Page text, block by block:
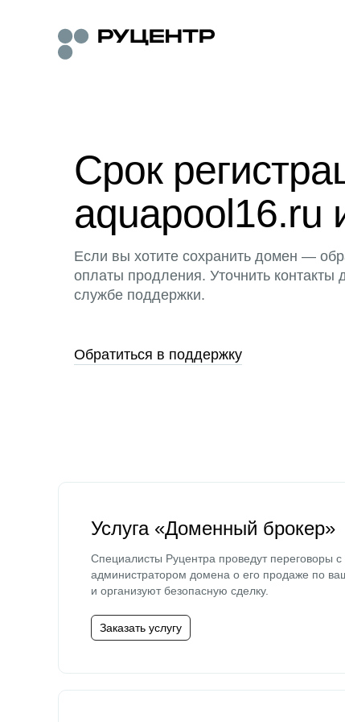
Срок
aquapool16.ru
Если вы хотите сохранить домен —
оплаты продления. Уточнить контакты
службе поддержки.
Обратиться в поддержку
Услуга «Доменный брокер»
Специалисты Руцентра проведут переговоры с
администратором домена о его продаже по
и организуют безопасную сделку.
Заказать услугу